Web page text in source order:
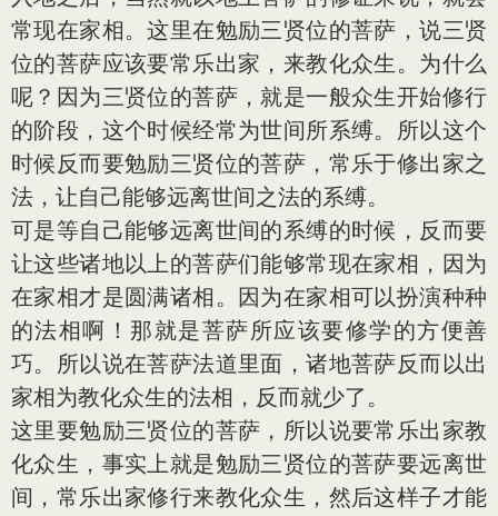
常现在家相。这里在勉励三贤位的菩萨，说三贤
位的菩萨应该要常乐出家，来教化众生。为什么
呢？因为三贤位的菩萨，就是一般众生开始修行
的阶段，这个时候经常为世间所系缚。所以这个
时候反而要勉励三贤位的菩萨，常乐于修出家之
法，让自己能够远离世间之法的系缚。
可是等自己能够远离世间的系缚的时候，反而要
让这些诸地以上的菩萨们能够常现在家相，因为
在家相才是圆满诸相。因为在家相可以扮演种种
的法相啊！那就是菩萨所应该要修学的方便善
巧。所以说在菩萨法道里面，诸地菩萨反而以出
家相为教化众生的法相，反而就少了。
这里要勉励三贤位的菩萨，所以说要常乐出家教
化众生，事实上就是勉励三贤位的菩萨要远离世
间，常乐出家修行来教化众生，然后这样子才能